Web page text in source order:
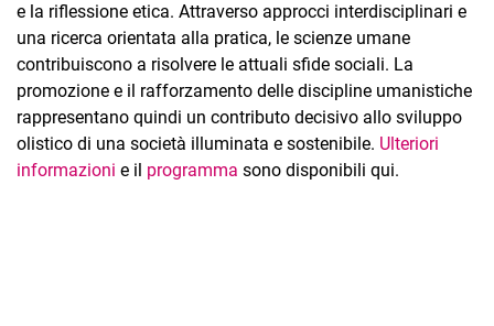
e la riflessione etica. Attraverso approcci interdisciplinari e
una ricerca orientata alla pratica, le scienze umane
contribuiscono a risolvere le attuali sfide sociali. La
promozione e il rafforzamento delle discipline umanistiche
rappresentano quindi un contributo decisivo allo sviluppo
olistico di una società illuminata e sostenibile. Ulteriori
informazioni e il programma sono disponibili qui.